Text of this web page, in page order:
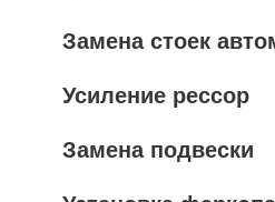
Замена стоек
Усиление рессор
Замена подвески